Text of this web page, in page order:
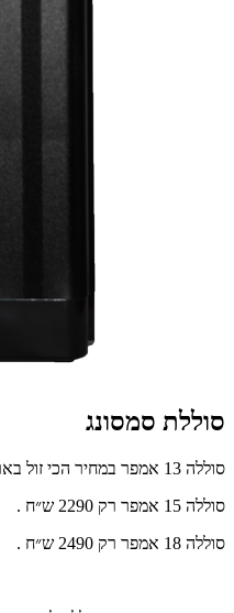
סוללת סמסונג
סוללה 13 אמפר במחיר הכי זול בארץ - רק 1980 ש״ח .
סוללה 15 אמפר רק 2290 ש״ח .
סוללה 18 אמפר רק 2490 ש״ח .